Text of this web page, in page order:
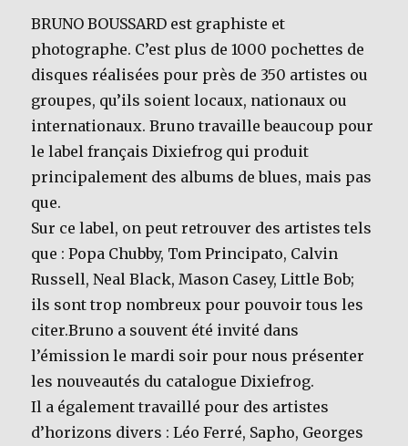
BRUNO BOUSSARD est graphiste et
photographe. C’est plus de 1000 pochettes de
disques réalisées pour près de 350 artistes ou
groupes, qu’ils soient locaux, nationaux ou
internationaux. Bruno travaille beaucoup pour
le label français Dixiefrog qui produit
principalement des albums de blues, mais pas
que.
Sur ce label, on peut retrouver des artistes tels
que : Popa Chubby, Tom Principato, Calvin
Russell, Neal Black, Mason Casey, Little Bob;
ils sont trop nombreux pour pouvoir tous les
citer.Bruno a souvent été invité dans
l’émission le mardi soir pour nous présenter
les nouveautés du catalogue Dixiefrog.
Il a également travaillé pour des artistes
d’horizons divers : Léo Ferré, Sapho, Georges